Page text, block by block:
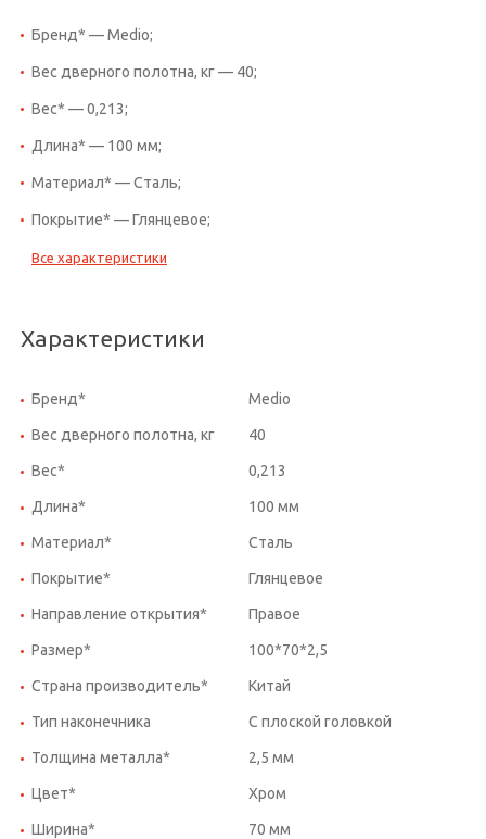
Бренд* — Medio;
Вес дверного полотна, кг — 40;
Вес* — 0,213;
Длина* — 100 мм;
Материал* — Сталь;
Покрытие* — Глянцевое;
Все характеристики
Характеристики
Бренд* Medio
Вес дверного полотна, кг 40
Вес* 0,213
Длина* 100 мм
Материал* Сталь
Покрытие* Глянцевое
Направление открытия* Правое
Размер* 100*70*2,5
Страна производитель* Китай
Тип наконечника С плоской головкой
Толщина металла* 2,5 мм
Цвет* Хром
Ширина* 70 мм